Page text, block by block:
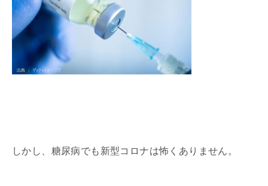
しかし、糖尿病でも新型コロナは怖くありません。